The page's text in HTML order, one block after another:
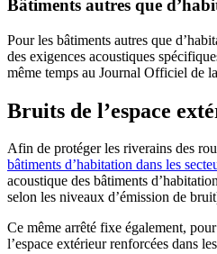
Bâtiments autres que
Pour les bâtiments autres que
des exigences acoustiques
même temps au Journal Officiel de
Bruits de l’espace
Afin de protéger les riverains des
bâtiments d’habitation dans les
acoustique des bâtiments
selon les niveaux d’émission de
Ce même arrêté fixe également,
l’espace extérieur renforcées dans